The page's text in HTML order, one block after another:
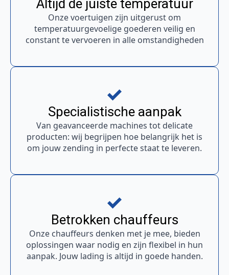
Altijd de juiste temperatuur
Onze voertuigen zijn uitgerust om
temperatuurgevoelige goederen veilig en
constant te vervoeren in alle omstandigheden
Specialistische aanpak
Van geavanceerde machines tot delicate
producten: wij begrijpen hoe belangrijk het is
om jouw zending in perfecte staat te leveren.
Betrokken chauffeurs
Onze chauffeurs denken met je mee, bieden
oplossingen waar nodig en zijn flexibel in hun
aanpak. Jouw lading is altijd in goede handen.